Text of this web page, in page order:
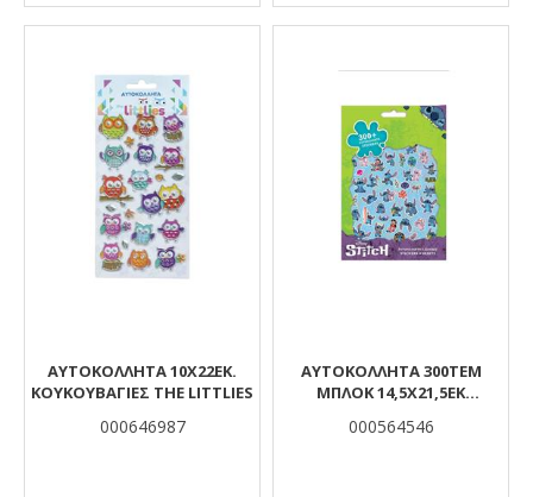
ΑΥΤΟΚΟΛΛΗΤΑ 10X22EK.
ΚΟΥΚΟΥΒΑΓΙΕΣ THE LITTLIES
000646987
ΑΥΤΟΚΟΛΛΗΤΑ 300ΤΕΜ
ΜΠΛΟΚ 14,5Χ21,5ΕΚ
000564546